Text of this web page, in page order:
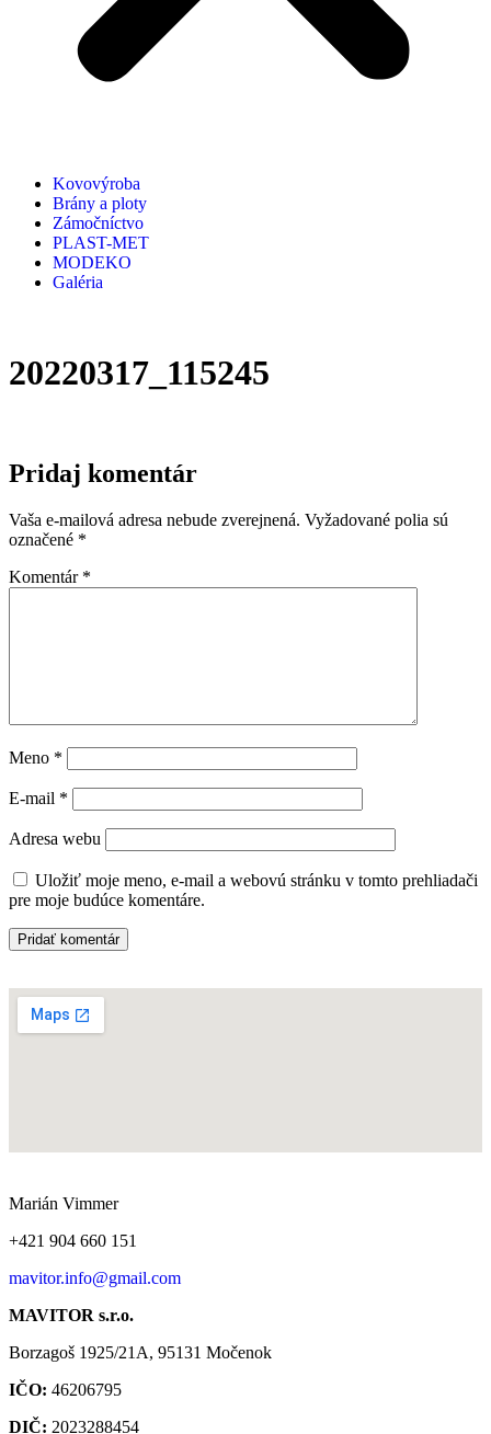
Kovovýroba
Brány a ploty
Zámočníctvo
PLAST-MET
MODEKO
Galéria
20220317_115245
Pridaj komentár
Vaša e-mailová adresa nebude zverejnená. Vyžadované polia sú
označené *
Komentár *
Meno *
E-mail *
Adresa webu
Uložiť moje meno, e-mail a webovú stránku v tomto prehliadači
pre moje budúce komentáre.
Marián Vimmer
+421 904 660 151
mavitor.info@gmail.com
MAVITOR s.r.o.
Borzagoš 1925/21A, 95131 Močenok​
IČO: 46206795
DIČ: 2023288454